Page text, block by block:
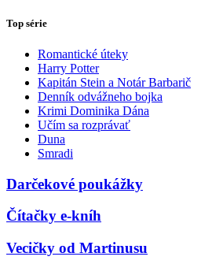
Top série
Romantické úteky
Harry Potter
Kapitán Stein a Notár Barbarič
Denník odvážneho bojka
Krimi Dominika Dána
Učím sa rozprávať
Duna
Smradi
Darčekové poukážky
Čítačky e-kníh
Vecičky od Martinusu